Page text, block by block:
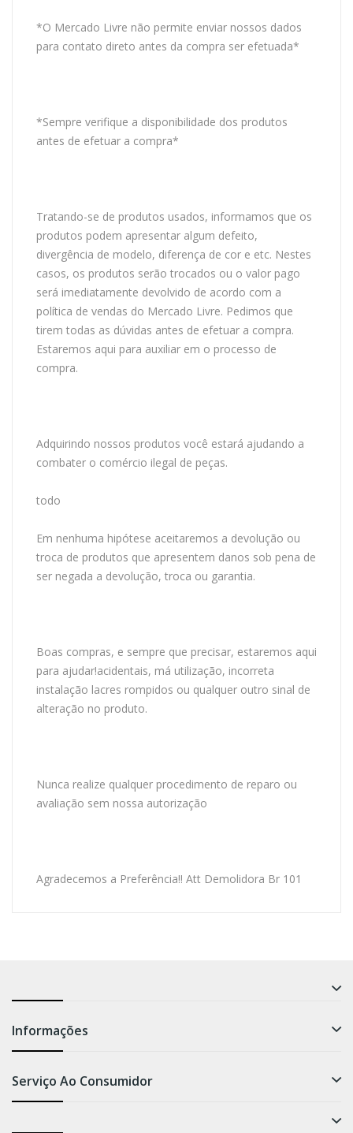
*O Mercado Livre não permite enviar nossos dados
para contato direto antes da compra ser efetuada*
*Sempre verifique a disponibilidade dos produtos
antes de efetuar a compra*
Tratando-se de produtos usados, informamos que os
produtos podem apresentar algum defeito,
divergência de modelo, diferença de cor e etc. Nestes
casos, os produtos serão trocados ou o valor pago
será imediatamente devolvido de acordo com a
política de vendas do Mercado Livre. Pedimos que
tirem todas as dúvidas antes de efetuar a compra.
Estaremos aqui para auxiliar em o processo de
compra.
Adquirindo nossos produtos você estará ajudando a
combater o comércio ilegal de peças.
todo
Em nenhuma hipótese aceitaremos a devolução ou
troca de produtos que apresentem danos sob pena de
ser negada a devolução, troca ou garantia.
Boas compras, e sempre que precisar, estaremos aqui
para ajudar!acidentais, má utilização, incorreta
instalação lacres rompidos ou qualquer outro sinal de
alteração no produto.
Nunca realize qualquer procedimento de reparo ou
avaliação sem nossa autorização
Agradecemos a Preferência!! Att Demolidora Br 101
Informações
Serviço Ao Consumidor